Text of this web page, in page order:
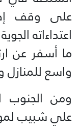
على وقف
اعتداءاته
ما أسفر عن
واسع للمنازل
ومن الجنوب
علي شبيب